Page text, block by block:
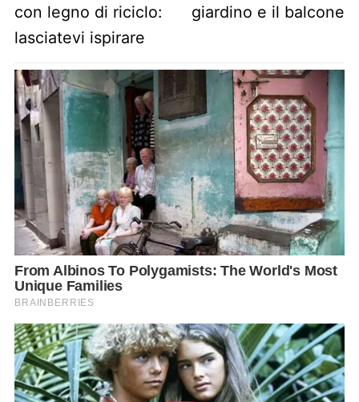
con legno di riciclo:
lasciatevi ispirare
giardino e il balcone